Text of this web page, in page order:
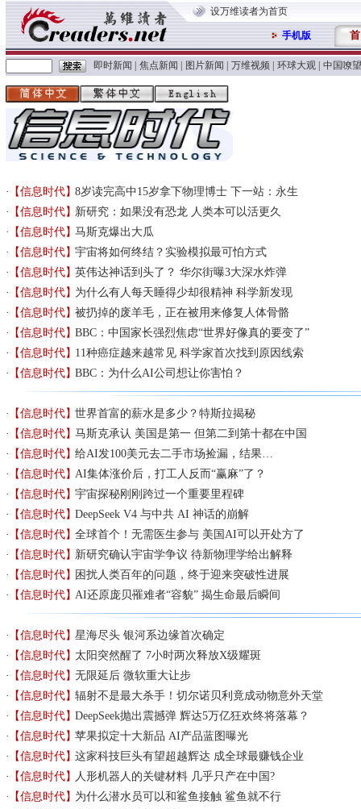
设万维读者为首页
手机版 首
即时新闻 焦点新闻 图片新闻 万维视频 环球大观 中国嘹望
【信息时代】8岁读完高中15岁拿下物理博士 下一站：永生
【信息时代】新研究：如果没有恐龙 人类本可以活更久
【信息时代】马斯克爆出大瓜
【信息时代】宇宙将如何终结？实验模拟最可怕方式
【信息时代】英伟达神话到头了？ 华尔街曝3大深水炸弹
【信息时代】为什么有人每天睡得少却很精神 科学新发现
【信息时代】被扔掉的废羊毛，正在被用来修复人体骨骼
【信息时代】BBC：中国家长强烈焦虑“世界好像真的要变了”
【信息时代】11种癌症越来越常见 科学家首次找到原因线索
【信息时代】BBC：为什么AI公司想让你害怕？
【信息时代】世界首富的薪水是多少？特斯拉揭秘
【信息时代】马斯克承认 美国是第一 但第二到第十都在中国
【信息时代】给AI发100美元去二手市场捡漏，结果…
【信息时代】AI集体涨价后，打工人反而“赢麻”了？
【信息时代】宇宙探秘刚刚跨过一个重要里程碑
【信息时代】DeepSeek V4 与中共 AI 神话的崩解
【信息时代】全球首个！无需医生参与 美国AI可以开处方了
【信息时代】新研究确认宇宙学争议 待新物理学给出解释
【信息时代】 困扰人类百年的问题，终于迎来突破性进展
【信息时代】AI还原庞贝罹难者“容貌” 揭生命最后瞬间
【信息时代】星海尽头 银河系边缘首次确定
【信息时代】太阳突然醒了 7小时两次释放X级耀斑
【信息时代】无限延后 微软重大让步
【信息时代】辐射不是最大杀手！切尔诺贝利竟成动物意外天堂
【信息时代】DeepSeek抛出震撼弹 辉达5万亿狂欢终将落幕？
【信息时代】苹果拟定十大新品 AI产品蓝图曝光
【信息时代】这家科技巨头有望超越辉达 成全球最赚钱企业
【信息时代】 人形机器人的关键材料 几乎只产在中国?
【信息时代】为什么潜水员可以和鲨鱼接触 鲨鱼就不行